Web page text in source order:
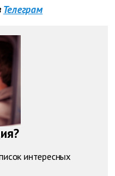
Телеграм
интересных